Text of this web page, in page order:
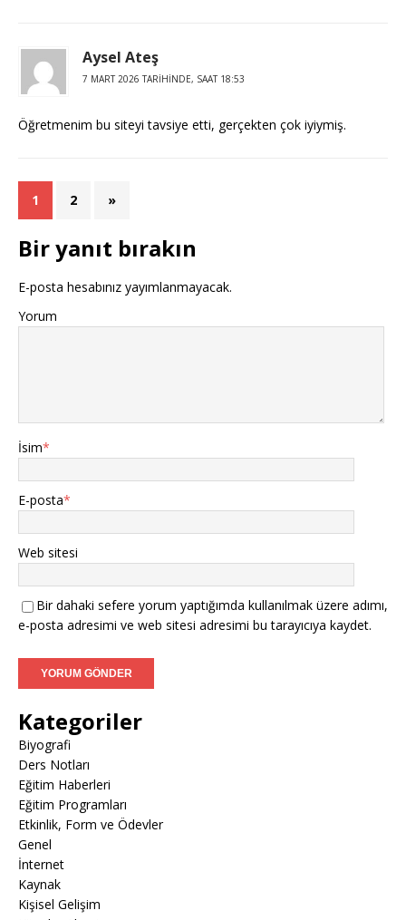
Aysel Ateş
7 MART 2026 TARIHINDE, SAAT 18:53
Öğretmenim bu siteyi tavsiye etti, gerçekten çok iyiymiş.
1 2 »
Bir yanıt bırakın
E-posta hesabınız yayımlanmayacak.
Yorum
İsim*
E-posta*
Web sitesi
Bir dahaki sefere yorum yaptığımda kullanılmak üzere adımı,
e-posta adresimi ve web sitesi adresimi bu tarayıcıya kaydet.
Kategoriler
Biyografi
Ders Notları
Eğitim Haberleri
Eğitim Programları
Etkinlik, Form ve Ödevler
Genel
İnternet
Kaynak
Kişisel Gelişim